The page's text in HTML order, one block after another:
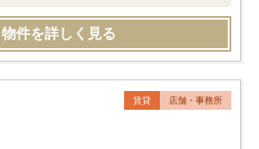
物件を詳しく見る
賃貸 店舗・事務所